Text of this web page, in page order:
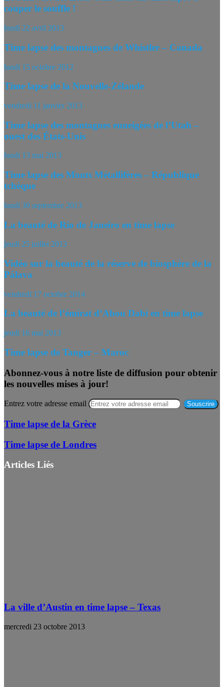
couper le souffle !
lundi 22 avril 2013
Time lapse des montagnes de Whistler – Canada
lundi 15 octobre 2012
Time lapse de la Nouvelle-Zélande
vendredi 11 janvier 2013
Time lapse des montagnes enneigées de l’Utah –
ouest des États-Unis
lundi 13 mai 2013
Time lapse des Monts Métallifères – République
tchèque
lundi 30 septembre 2013
La beauté de Rio de Janeiro en time lapse
jeudi 25 juillet 2013
Vidéo sur la beauté de la réserve de biosphère de la
Pálava
vendredi 17 octobre 2014
La beauté de l’émirat d’Abou Dabi en time lapse
jeudi 16 mai 2013
Time lapse de Tanger – Maroc
Abonnez-vous à notre liste de diffusion pour obtenir
les nouvelles mises à jour!
Entrez votre adresse email
Time lapse de la Grèce
Time lapse de Londres
Articles Liés
La ville d’Austin en time lapse – Texas
mercredi 23 octobre 2013